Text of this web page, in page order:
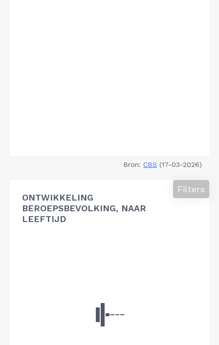
Bron: CBS (17-03-2026)
ONTWIKKELING
BEROEPSBEVOLKING, NAAR
LEEFTIJD
Filters